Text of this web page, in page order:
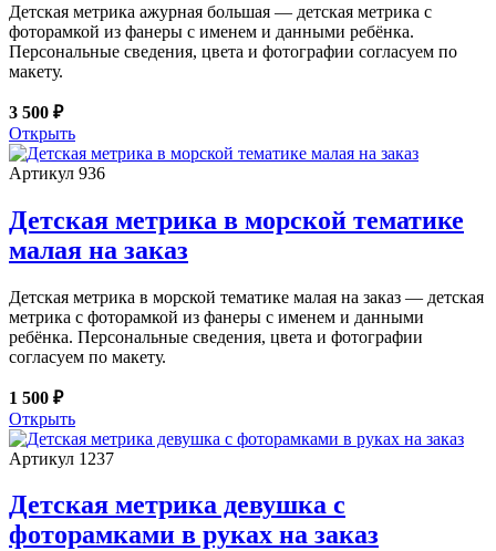
Детская метрика ажурная большая — детская метрика с
фоторамкой из фанеры с именем и данными ребёнка.
Персональные сведения, цвета и фотографии согласуем по
макету.
3 500 ₽
Открыть
Артикул 936
Детская метрика в морской тематике
малая на заказ
Детская метрика в морской тематике малая на заказ — детская
метрика с фоторамкой из фанеры с именем и данными
ребёнка. Персональные сведения, цвета и фотографии
согласуем по макету.
1 500 ₽
Открыть
Артикул 1237
Детская метрика девушка с
фоторамками в руках на заказ